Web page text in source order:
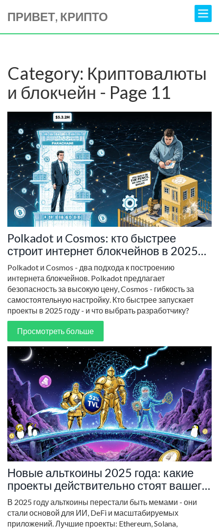
ПРИВЕТ, КРИПТО
Category: Криптовалюты
и блокчейн - Page 11
Polkadot и Cosmos: кто быстрее
строит интернет блокчейнов в 2025
году
Polkadot и Cosmos - два подхода к построению
интернета блокчейнов. Polkadot предлагает
безопасность за высокую цену, Cosmos - гибкость за
самостоятельную настройку. Кто быстрее запускает
проекты в 2025 году - и что выбрать разработчику?
Просмотреть больше
Новые альткоины 2025 года: какие
проекты действительно стоят вашего
внимания
В 2025 году альткоины перестали быть мемами - они
стали основой для ИИ, DeFi и масштабируемых
приложений. Лучшие проекты: Ethereum, Solana,